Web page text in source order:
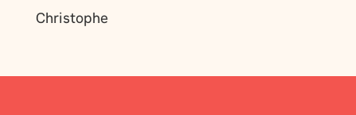
Christophe